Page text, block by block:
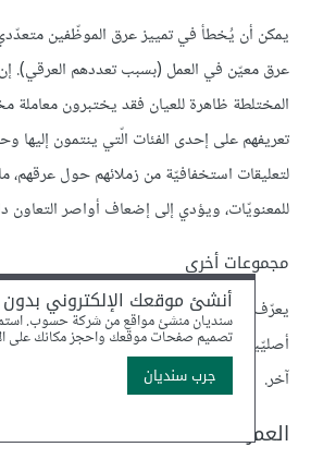
يمكن أن يُخطأ في تمييز عرق الموظّفين
عرق معيّن في العمل (بسبب تعددهم العرقي).
المختلطة ظاهرة للعيان فقد يختبرون معاملة
تعريفهم على إحدى الفئات الّتي ينتمون إليها
لتعليقات استخفافيّة من زملائهم حول عرقهم،
للمعنويّات، ويؤدي إلى إضعاف أواصر التعاون
مجموعات أخرى
يعرّف حوالي 1% من القوّة العاملة
أصليّين من ألاسكا أو هاواي أو جزر أخرى في
آخر.
العمر